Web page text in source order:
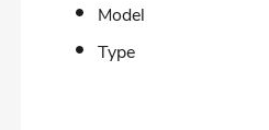
Model
Type